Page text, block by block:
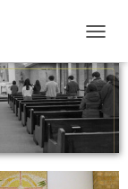
O
G
G
L
E
V